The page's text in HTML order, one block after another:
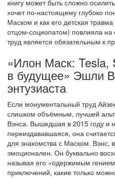
книгу может быть сложно
хочет по-настоящему глубоко
Маском и как его детская
отцом-социопатом) повлияла на
труд является обязательным к
«Илон Маск: Tesla,
в будущее» Эшли
энтузиаста
Если монументальный труд
слишком объёмным, лучшей
Вэнса. Вышедшая в 2015 году и
переиздававшаяся, она
для знакомства с Маском. Вэнс,
эмоционален. Он буквально
называя его «одержимым
приключений, какие только